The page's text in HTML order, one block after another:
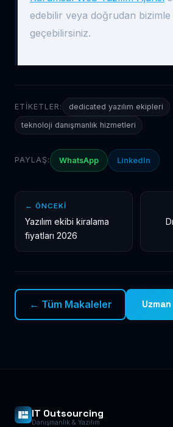
edebilir veya doğrudan bizimle
geçebilirsiniz.
ETIKETLER:
dedicated yazılım ekipleri
teknoloji danışmanlık hizmetleri
PAYLAŞ: WhatsApp LinkedIn
← ÖNCEKI
Yazılım ekibi kiralama
fiyatları 2026
← Tüm Makaleler
IT Outsourcing
Danışmanlık & Yazılım